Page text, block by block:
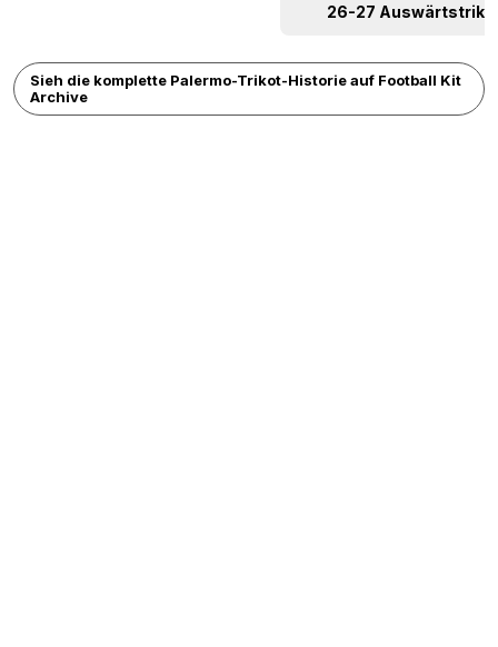
26-27
Sieh die komplette Palermo-Trikot-Historie auf Football Kit
Archive